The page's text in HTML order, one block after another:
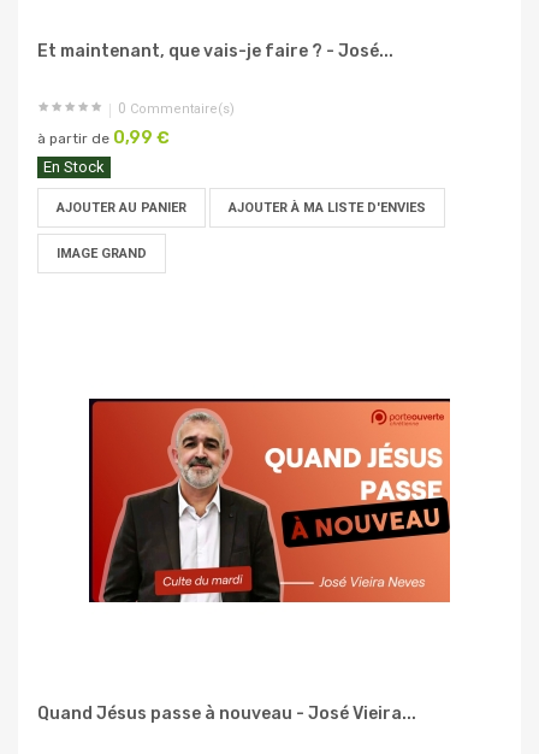
Et maintenant, que vais-je faire ? - José...
0 Commentaire(s)
à partir de 0,99 €
En Stock
AJOUTER AU PANIER AJOUTER À MA LISTE D'ENVIES
IMAGE GRAND
Quand Jésus passe à nouveau - José Vieira...